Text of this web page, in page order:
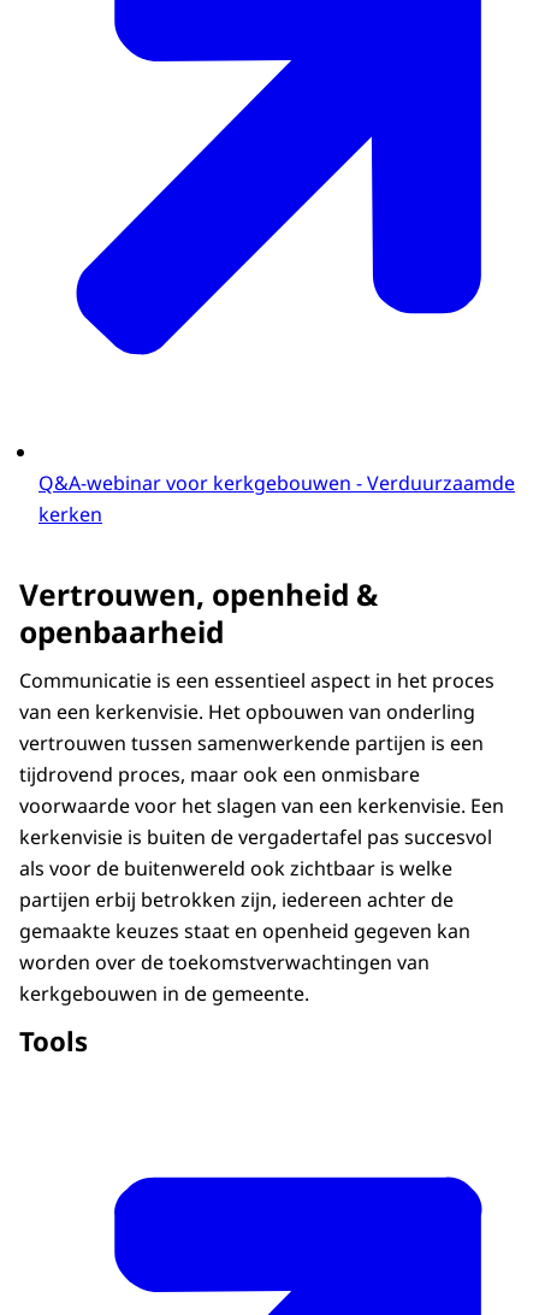
Q&A-webinar voor kerkgebouwen - Verduurzaamde
kerken
Vertrouwen, openheid &
openbaarheid
Communicatie is een essentieel aspect in het proces
van een kerkenvisie. Het opbouwen van onderling
vertrouwen tussen samenwerkende partijen is een
tijdrovend proces, maar ook een onmisbare
voorwaarde voor het slagen van een kerkenvisie. Een
kerkenvisie is buiten de vergadertafel pas succesvol
als voor de buitenwereld ook zichtbaar is welke
partijen erbij betrokken zijn, iedereen achter de
gemaakte keuzes staat en openheid gegeven kan
worden over de toekomstverwachtingen van
kerkgebouwen in de gemeente.
Tools